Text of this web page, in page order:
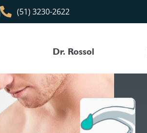
(51) 3230-2622
Dr. Rossol